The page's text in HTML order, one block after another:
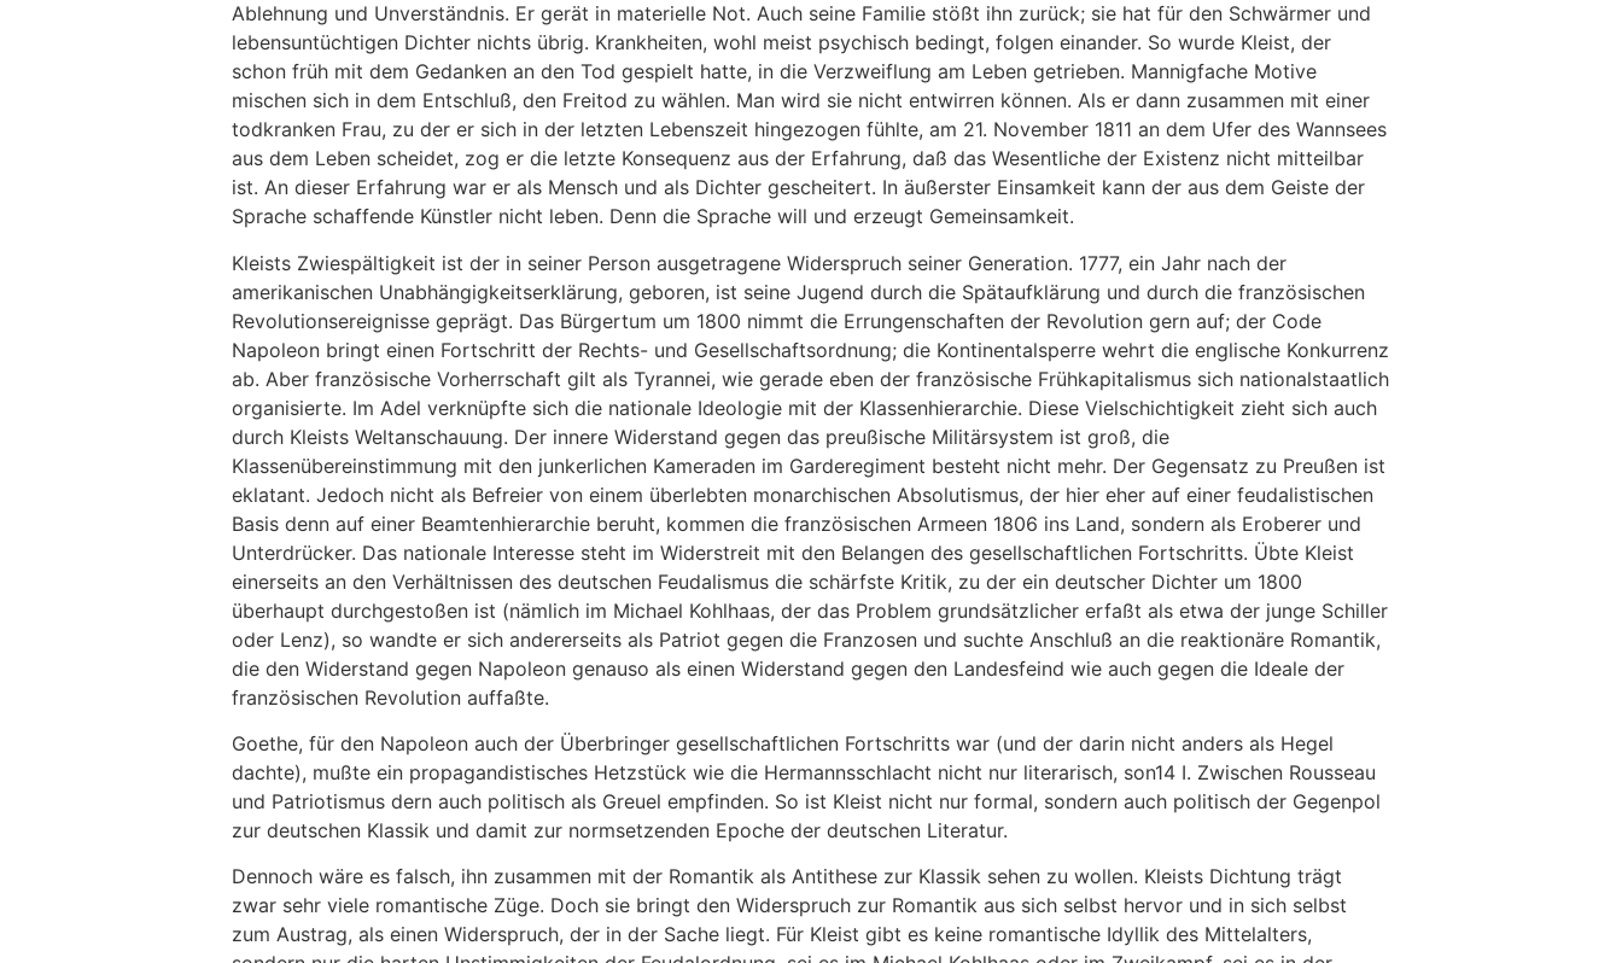
Ablehnung und Unverständnis. Er gerät in materielle Not. Auch seine Familie stößt ihn zurück; sie hat für den Schwärmer und
lebensuntüchtigen Dichter nichts übrig. Krankheiten, wohl meist psychisch bedingt, folgen einander. So wurde Kleist, der
schon früh mit dem Gedanken an den Tod gespielt hatte, in die Verzweiflung am Leben getrieben. Mannigfache Motive
mischen sich in dem Entschluß, den Freitod zu wählen. Man wird sie nicht entwirren können. Als er dann zusammen mit einer
todkranken Frau, zu der er sich in der letzten Lebenszeit hingezogen fühlte, am 21. November 1811 an dem Ufer des Wannsees
aus dem Leben scheidet, zog er die letzte Konsequenz aus der Erfahrung, daß das Wesentliche der Existenz nicht mitteilbar
ist. An dieser Erfahrung war er als Mensch und als Dichter gescheitert. In äußerster Einsamkeit kann der aus dem Geiste der
Sprache schaffende Künstler nicht leben. Denn die Sprache will und erzeugt Gemeinsamkeit.
Kleists Zwiespältigkeit ist der in seiner Person ausgetragene Widerspruch seiner Generation. 1777, ein Jahr nach der
amerikanischen Unabhängigkeitserklärung, geboren, ist seine Jugend durch die Spätaufklärung und durch die französischen
Revolutionsereignisse geprägt. Das Bürgertum um 1800 nimmt die Errungenschaften der Revolution gern auf; der Code
Napoleon bringt einen Fortschritt der Rechts- und Gesellschaftsordnung; die Kontinentalsperre wehrt die englische Konkurrenz
ab. Aber französische Vorherrschaft gilt als Tyrannei, wie gerade eben der französische Frühkapitalismus sich nationalstaatlich
organisierte. Im Adel verknüpfte sich die nationale Ideologie mit der Klassenhierarchie. Diese Vielschichtigkeit zieht sich auch
durch Kleists Weltanschauung. Der innere Widerstand gegen das preußische Militärsystem ist groß, die
Klassenübereinstimmung mit den junkerlichen Kameraden im Garderegiment besteht nicht mehr. Der Gegensatz zu Preußen ist
eklatant. Jedoch nicht als Befreier von einem überlebten monarchischen Absolutismus, der hier eher auf einer feudalistischen
Basis denn auf einer Beamtenhierarchie beruht, kommen die französischen Armeen 1806 ins Land, sondern als Eroberer und
Unterdrücker. Das nationale Interesse steht im Widerstreit mit den Belangen des gesellschaftlichen Fortschritts. Übte Kleist
einerseits an den Verhältnissen des deutschen Feudalismus die schärfste Kritik, zu der ein deutscher Dichter um 1800
überhaupt durchgestoßen ist (nämlich im Michael Kohlhaas, der das Problem grundsätzlicher erfaßt als etwa der junge Schiller
oder Lenz), so wandte er sich andererseits als Patriot gegen die Franzosen und suchte Anschluß an die reaktionäre Romantik,
die den Widerstand gegen Napoleon genauso als einen Widerstand gegen den Landesfeind wie auch gegen die Ideale der
französischen Revolution auffaßte.
Goethe, für den Napoleon auch der Überbringer gesellschaftlichen Fortschritts war (und der darin nicht anders als Hegel
dachte), mußte ein propagandistisches Hetzstück wie die Hermannsschlacht nicht nur literarisch, son14 I. Zwischen Rousseau
und Patriotismus dern auch politisch als Greuel empfinden. So ist Kleist nicht nur formal, sondern auch politisch der Gegenpol
zur deutschen Klassik und damit zur normsetzenden Epoche der deutschen Literatur.
Dennoch wäre es falsch, ihn zusammen mit der Romantik als Antithese zur Klassik sehen zu wollen. Kleists Dichtung trägt
zwar sehr viele romantische Züge. Doch sie bringt den Widerspruch zur Romantik aus sich selbst hervor und in sich selbst
zum Austrag, als einen Widerspruch, der in der Sache liegt. Für Kleist gibt es keine romantische Idyllik des Mittelalters,